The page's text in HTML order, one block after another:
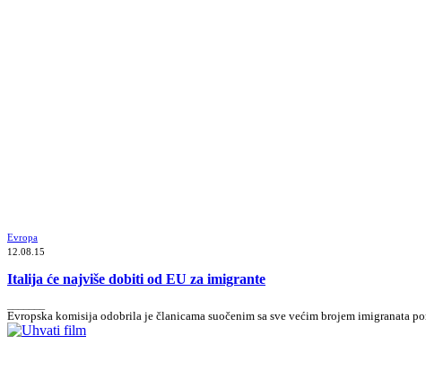
Evropa
12.08.15
Italija će najviše dobiti od EU za imigrante
Evropska komisija odobrila je članicama suočenim sa sve većim brojem imigranata